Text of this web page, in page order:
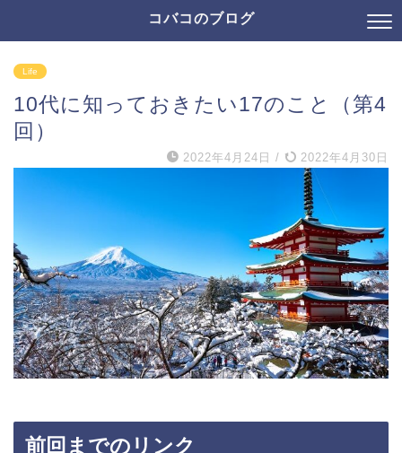
コバコのブログ
Life
10代に知っておきたい17のこと（第4
回）
2022年4月24日 / 2022年4月30日
前回までのリンク